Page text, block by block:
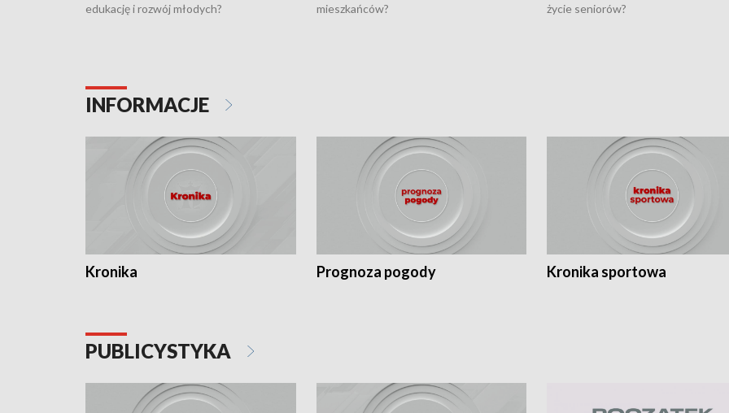
edukację i rozwój młodych?
mieszkańców?
życie seniorów?
INFORMACJE
Kronika Prognoza pogody Kronika sportowa
PUBLICYSTYKA